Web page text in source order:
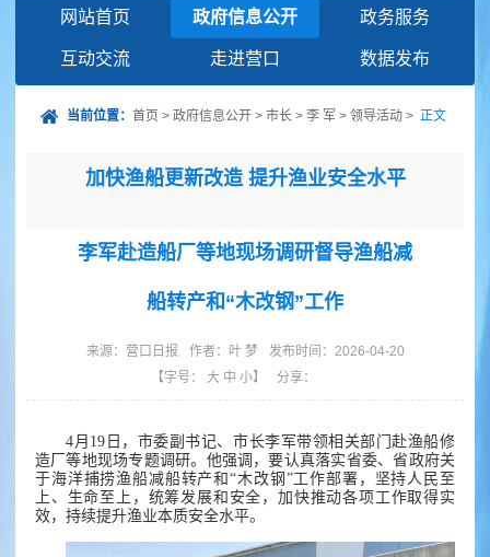
网站首页 政府信息公开 政务服务
互动交流 走进营口 数据发布
当前位置： 首页 > 政府信息公开 > 市长 > 李 军 > 领导活动 > 正文
加快渔船更新改造 提升渔业安全水平
李军赴造船厂等地现场调研督导渔船减
船转产和“木改钢”工作
来源： 营口日报 作者： 叶 梦
发布时间：2026-04-20
【字号： 大 中 小】 分享：
4月19日，市委副书记、市长李军带领相关部门赴渔船修
造厂等地现场专题调研。他强调，要认真落实省委、省政府关
于海洋捕捞渔船减船转产和“木改钢”工作部署，坚持人民至
上、生命至上，统筹发展和安全，加快推动各项工作取得实
效，持续提升渔业本质安全水平。